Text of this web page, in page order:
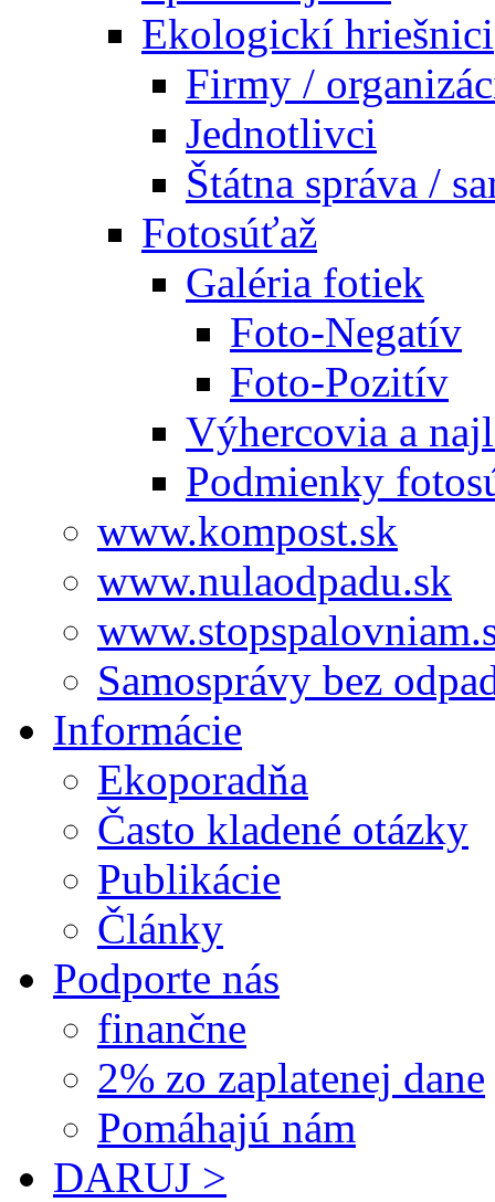
Ekologickí hriešnici
Firmy /
Jednotlivci
Štátna správa /
Fotosúťaž
Galéria fotiek
Foto-Negatív
Foto-Pozitív
Výhercovia a
Podmienky
www.kompost.sk
www.nulaodpadu.sk
Samosprávy bez
Informácie
Ekoporadňa
Často kladené otázky
Publikácie
Články
Podporte nás
finančne
2% zo zaplatenej dane
Pomáhajú nám
DARUJ >